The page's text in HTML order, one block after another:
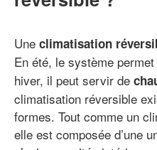
Une climatisation
En été, le système
hiver, il peut servir de
climatisation réversible
formes. Tout comme un
elle est composée d’une